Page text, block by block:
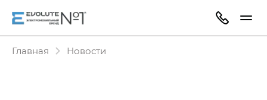
Главная Новости